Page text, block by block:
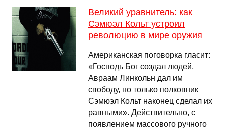
Великий уравнитель: как
Сэмюэл Кольт устроил
революцию в мире оружия
Американская поговорка гласит:
«Господь Бог создал людей,
Авраам Линкольн дал им
свободу, но только полковник
Сэмюэл Кольт наконец сделал их
равными». Действительно, с
появлением массового ручного